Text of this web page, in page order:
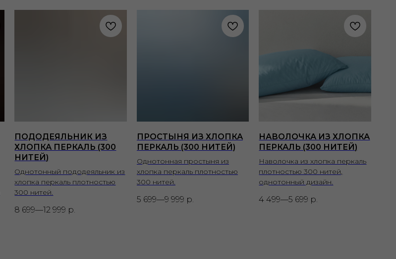
ПОДОДЕЯЛЬНИК ИЗ
ХЛОПКА ПЕРКАЛЬ (300
НИТЕЙ)
Однотонный пододеяльник из
хлопка перкаль плотностью
300 нитей.
8 699—12 999 р.
ПРОСТЫНЯ ИЗ ХЛОПКА
ПЕРКАЛЬ (300 НИТЕЙ)
Однотонная простыня из
хлопка перкаль плотностью
300 нитей.
5 699—9 999 р.
НАВОЛОЧКА ИЗ ХЛОПКА
ПЕРКАЛЬ (300 НИТЕЙ)
Наволочка из хлопка перкаль
плотностью 300 нитей,
однотонный дизайн.
4 499—5 699 р.